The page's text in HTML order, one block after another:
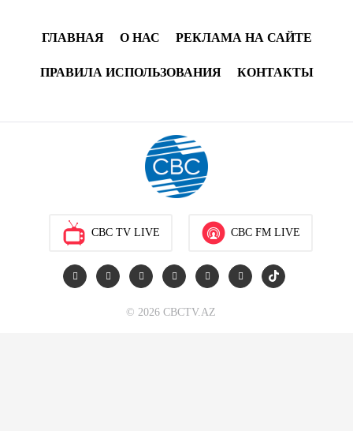
ГЛАВНАЯ О НАС РЕКЛАМА НА САЙТЕ
ПРАВИЛА ИСПОЛЬЗОВАНИЯ КОНТАКТЫ
CBC TV LIVE CBC FM LIVE
© 2026 CBCTV.AZ